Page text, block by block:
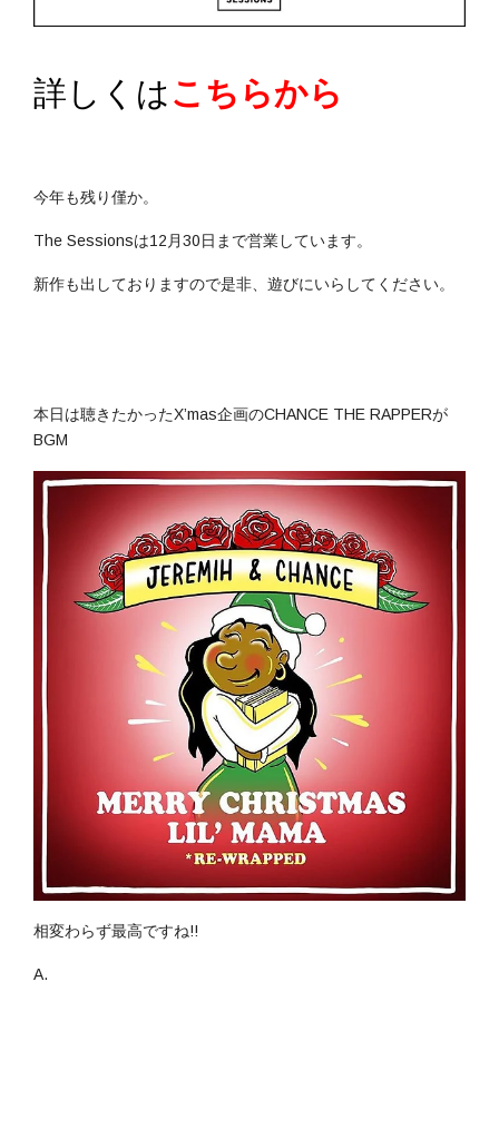
詳しくは こちらから
今年も残り僅か。
The Sessionsは12月30日まで営業しています。
新作も出しておりますので是非、遊びにいらしてください。
本日は聴きたかったX’mas企画のCHANCE THE RAPPERが
BGM
相変わらず最高ですね!!
A.